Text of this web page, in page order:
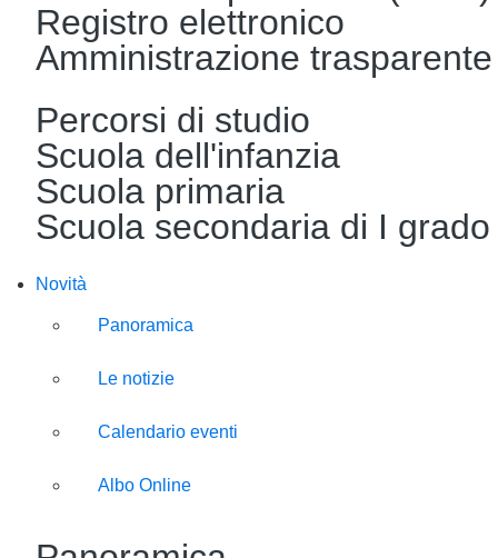
Registro elettronico
Amministrazione trasparente
Percorsi di studio
Scuola dell'infanzia
Scuola primaria
Scuola secondaria di I grado
Novità
Panoramica
Le notizie
Calendario eventi
Albo Online